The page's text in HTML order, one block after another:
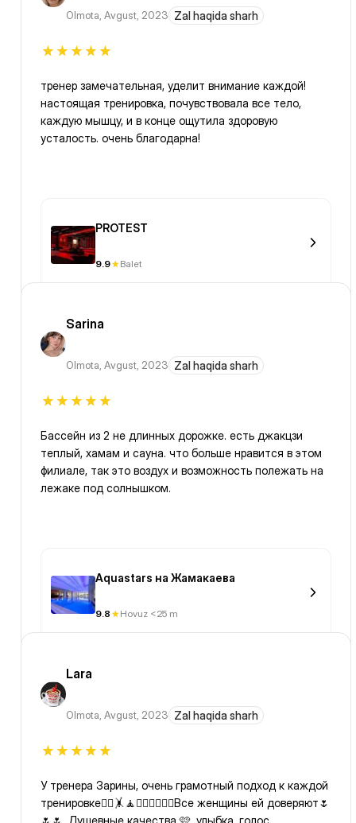
Olmota, Avgust, 2023 Zal haqida sharh
тренер замечательная, уделит внимание каждой!
настоящая тренировка, почувствовала все тело,
каждую мышцу, и в конце ощутила здоровую
усталость. очень благодарна!
PROTEST
9.9 Balet
Sarina
Olmota, Avgust, 2023 Zal haqida sharh
Бассейн из 2 не длинных дорожке. есть джакцзи
теплый, хамам и сауна. что больше нравится в этом
филиале, так это воздух и возможность полежать на
лежаке под солнышком.
Aquastars на Жамакаева
9.8 Hovuz <25 m
Lara
Olmota, Avgust, 2023 Zal haqida sharh
У тренера Зарины, очень грамотный подход к каждой
тренировке🤸‍♂️🤸🧘🧘‍♀️🏋️‍♀️🤸‍♀️Все женщины ей доверяют🌷